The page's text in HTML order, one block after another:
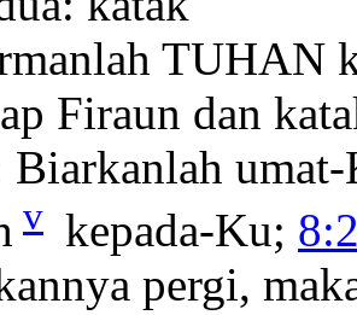
TUHAN
Firaun dan
umat-
v kepada-Ku;
pergi,